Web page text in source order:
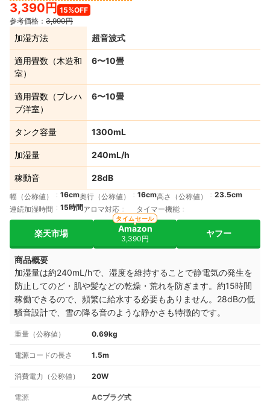
3,390円 15%OFF
参考価格： 3,990円
加湿方法 超音波式
適用畳数（木造和
室）
6〜10畳
適用畳数（プレハ
ブ洋室）
6〜10畳
タンク容量 1300mL
加湿量 240mL/h
稼動音 28dB
幅（公称値） 16cm奥行（公称値） 16cm高さ（公称値）
23.5cm
連続加湿時間
15時間アロマ対応 タイマー機能
楽天市場 Amazon
3,390円
タイムセール
ヤフー
商品概要
加湿量は約240mL/hで、湿度を維持することで静電気の発生を
防止してのど・肌や髪などの乾燥・荒れを防ぎます。約15時間
稼働できるので、頻繁に給水する必要もありません。28dBの低
騒音設計で、雪の降る音のような静かさも特徴的です。
重量（公称値） 0.69kg
電源コードの長さ 1.5m
消費電力（公称値） 20W
電源 ACプラグ式